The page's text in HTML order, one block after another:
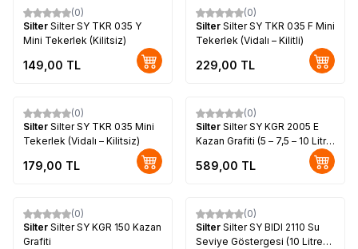
(0)
Silter Silter SY TKR 035 Y
Mini Tekerlek (Kilitsiz)
149,00 TL
(0)
Silter Silter SY TKR 035 F Mini
Tekerlek (Vidalı – Kilitli)
229,00 TL
(0)
Silter Silter SY TKR 035 Mini
Tekerlek (Vidalı – Kilitsiz)
179,00 TL
(0)
Silter Silter SY KGR 2005 E
Kazan Grafiti (5 – 7,5 – 10 Litre
589,00 TL
(0)
Silter Silter SY KGR 150 Kazan
Grafiti
(0)
Silter Silter SY BIDI 2110 Su
Seviye Göstergesi (10 Litre